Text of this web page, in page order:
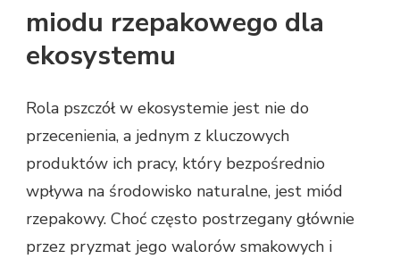
miodu rzepakowego dla
ekosystemu
Rola pszczół w ekosystemie jest nie do
przecenienia, a jednym z kluczowych
produktów ich pracy, który bezpośrednio
wpływa na środowisko naturalne, jest miód
rzepakowy. Choć często postrzegany głównie
przez pryzmat jego walorów smakowych i